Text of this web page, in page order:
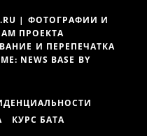
| ФОТОГРАФИИ И
ПРОЕКТА
И ПЕРЕПЕЧАТКА
NEWS BASE BY
КУРС БАТА